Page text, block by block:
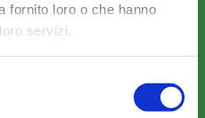
fornito loro o che hanno
servizi.